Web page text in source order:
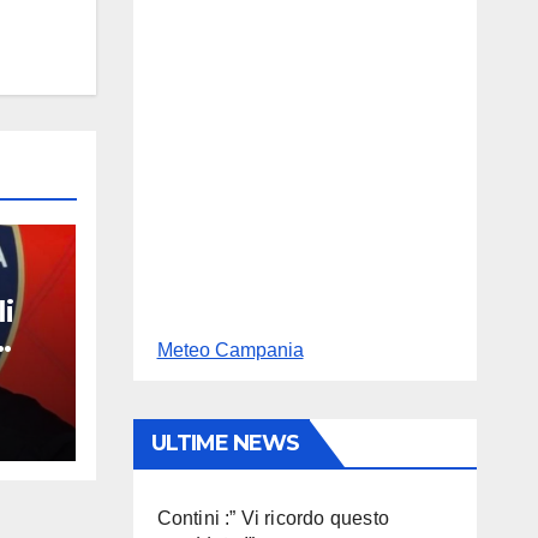
Meteo Campania
ULTIME NEWS
Contini :” Vi ricordo questo